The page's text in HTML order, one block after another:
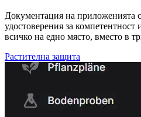
Документация на приложенията
удостоверения за
всичко на едно място, вместо в
Растителна защита